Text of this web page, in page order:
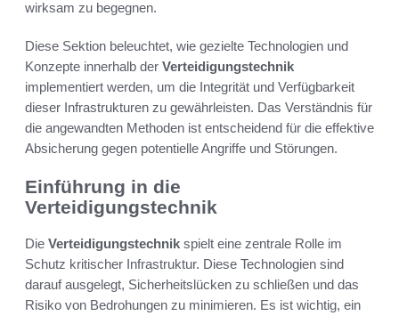
wirksam zu begegnen.
Diese Sektion beleuchtet, wie gezielte Technologien und
Konzepte innerhalb der Verteidigungstechnik
implementiert werden, um die Integrität und Verfügbarkeit
dieser Infrastrukturen zu gewährleisten. Das Verständnis für
die angewandten Methoden ist entscheidend für die effektive
Absicherung gegen potentielle Angriffe und Störungen.
Einführung in die
Verteidigungstechnik
Die Verteidigungstechnik spielt eine zentrale Rolle im
Schutz kritischer Infrastruktur. Diese Technologien sind
darauf ausgelegt, Sicherheitslücken zu schließen und das
Risiko von Bedrohungen zu minimieren. Es ist wichtig, ein